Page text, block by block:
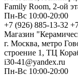
Family Room, 2-ой
Пн-Вс 10:00-20:00
+7 (926) 885-13-32
Магазин
г. Москва, метро
строение 1, ТЦ
i30-41@yandex.ru
Пн-Вс 10:00-20:00